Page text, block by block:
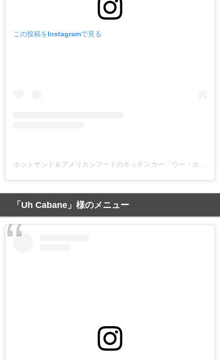
この投稿をInstagramで見る
「Uh Cabane」様のメニュー